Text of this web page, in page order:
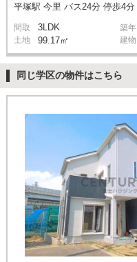
平塚駅 今里 バス24分 停歩4分
間取 3LDK 築年
土地 99.17㎡ 建物
同じ学区の物件はこちら